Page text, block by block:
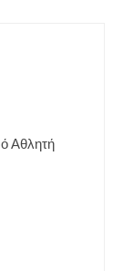
Αθλητή